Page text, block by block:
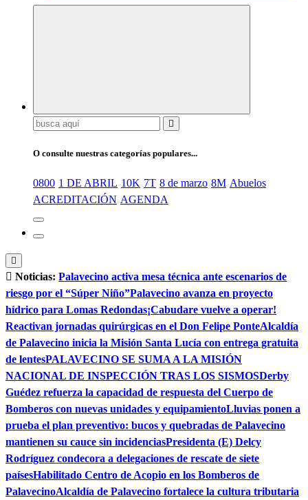
Buscar:
O consulte nuestras categorías populares...
0800 1 DE ABRIL 10K 7T 8 de marzo 8M Abuelos
ACREDITACIÓN AGENDA
Noticias: Palavecino activa mesa técnica ante escenarios de
riesgo por el “Súper Niño”Palavecino avanza en proyecto
hídrico para Lomas Redondas¡Cabudare vuelve a operar!
Reactivan jornadas quirúrgicas en el Don Felipe PonteAlcaldía
de Palavecino inicia la Misión Santa Lucía con entrega gratuita
de lentesPALAVECINO SE SUMA A LA MISIÓN
NACIONAL DE INSPECCIÓN TRAS LOS SISMOSDerby
Guédez refuerza la capacidad de respuesta del Cuerpo de
Bomberos con nuevas unidades y equipamientoLluvias ponen a
prueba el plan preventivo: bucos y quebradas de Palavecino
mantienen su cauce sin incidenciasPresidenta (E) Delcy
Rodríguez condecora a delegaciones de rescate de siete
paísesHabilitado Centro de Acopio en los Bomberos de
PalavecinoAlcaldía de Palavecino fortalece la cultura tributaria